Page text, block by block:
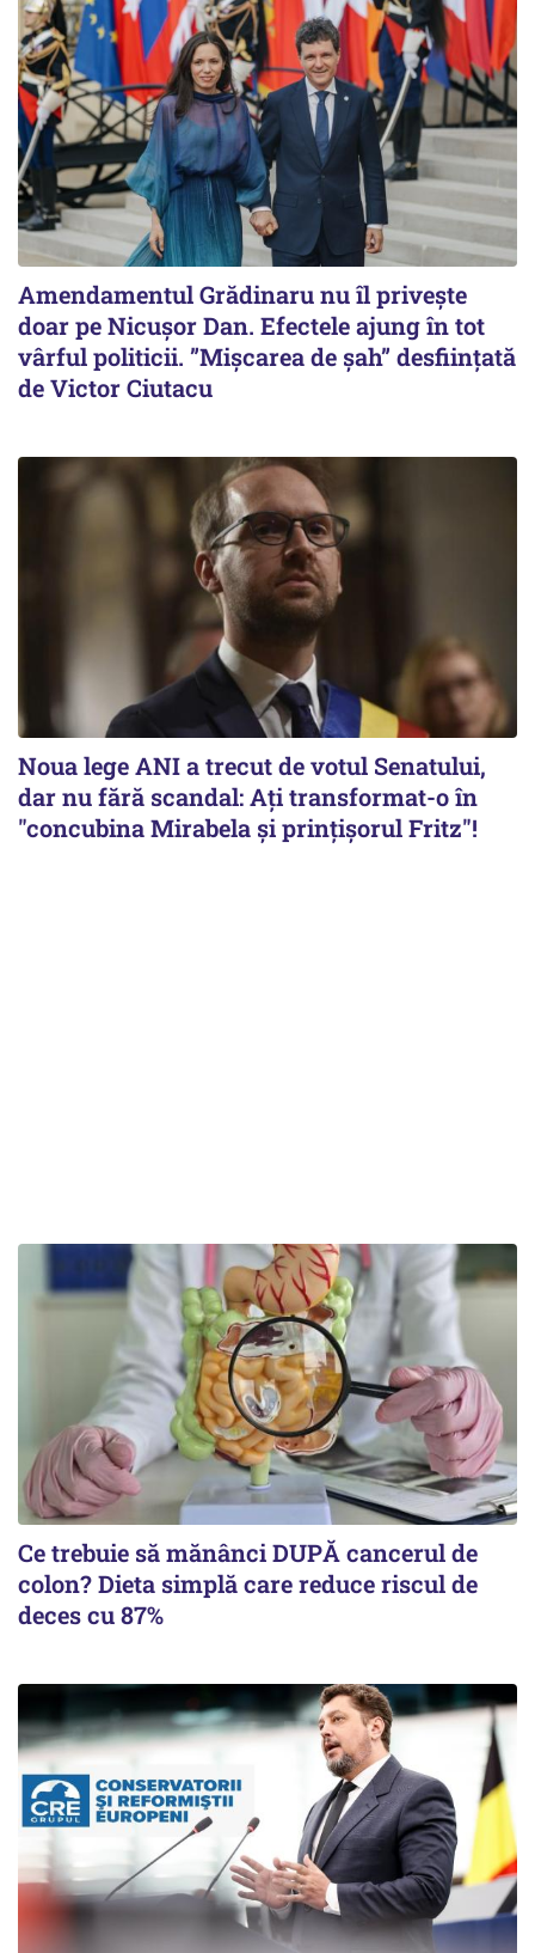
Amendamentul Grădinaru nu îl privește
doar pe Nicușor Dan. Efectele ajung în tot
vârful politicii. ”Mișcarea de șah” desființată
de Victor Ciutacu
Noua lege ANI a trecut de votul Senatului,
dar nu fără scandal: Ați transformat-o în
"concubina Mirabela şi prinţişorul Fritz"!
Ce trebuie să mănânci DUPĂ cancerul de
colon? Dieta simplă care reduce riscul de
deces cu 87%